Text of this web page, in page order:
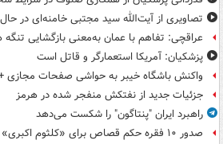
تصاویری از آیت‌الله سید مجتبی خامنه‌ای در
عراقچی: تفاهم با عمان به‌معنی بازگشایی
پزشکیان: آمریکا استعمارگر و قاتل است
واکنش باشگاه خیبر به حواشی صفحات
جزئیات جدید از نفتکش منفجر شده در هرمز
راهبرد ایران "پنتاگون" را شکست می‌دهد
صدور ۱۰ فقره حکم قصاص برای «کلثوم اکبری»